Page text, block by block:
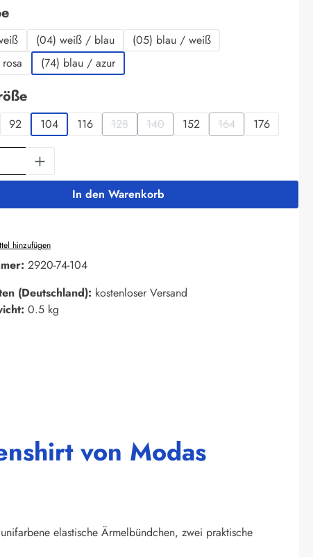
auswählen
(04) weiß / blau
(05) blau / weiß
(74) blau / azur
auswählen
92 104 116 128
(Diese Option ist zurzeit nicht verfügbar.)
140
(Diese Option ist zurzeit nicht
152 164
(Diese Option ist
176
Anzahl: Gib den gewünschten Wert ein
In den Warenkorb
hinzufügen
2920-74-104
(Deutschland): kostenloser Versand
0.5 kg
von Modas
elastische Ärmelbündchen, zwei praktische